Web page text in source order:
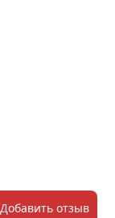
Добавить отзыв